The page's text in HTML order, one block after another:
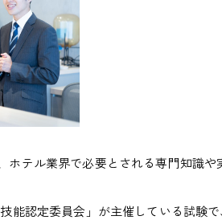
ホテル業界で必要とされる専門知識や
能認定委員会」が主催している試験で